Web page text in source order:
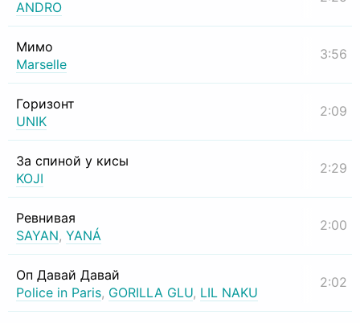
ANDRO
Мимо
Marselle
3:56
Горизонт
UNIK
2:09
За спиной у кисы
KOJI
2:29
Ревнивая
SAYAN, YANÁ
2:00
Оп Давай Давай
Police in Paris, GORILLA GLU, LIL NAKU
2:02